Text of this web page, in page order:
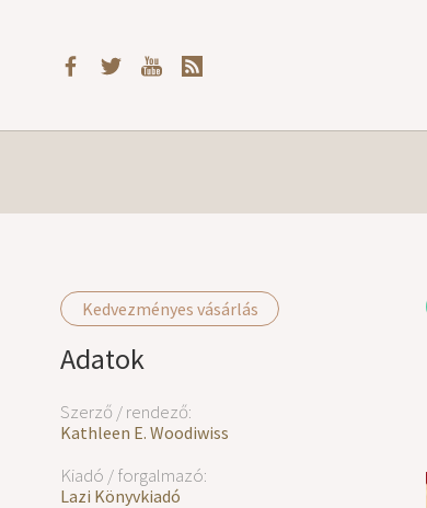
Kedvezményes vásárlás
Adatok
Szerző / rendező:
Kathleen E. Woodiwiss
Kiadó / forgalmazó:
Lazi Könyvkiadó